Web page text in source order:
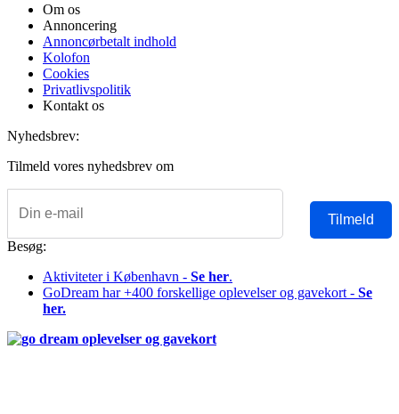
Om os
Annoncering
Annoncørbetalt indhold
Kolofon
Cookies
Privatlivspolitik
Kontakt os
Nyhedsbrev:
Tilmeld vores nyhedsbrev om
Tilmeld
Besøg:
Aktiviteter i København - Se her.
GoDream har +400 forskellige oplevelser og gavekort - Se
her.